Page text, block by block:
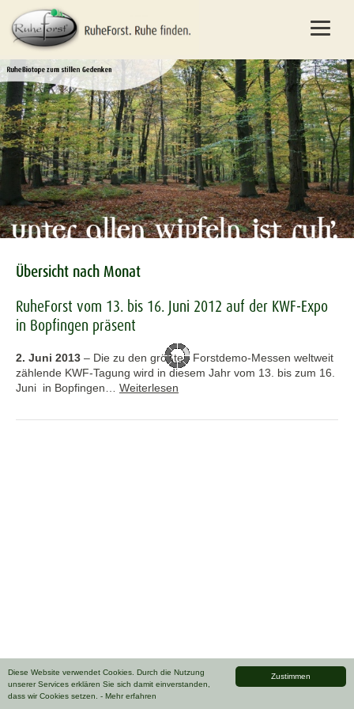
Zustimmen
Diese Website verwendet Cookies. Durch die Nutzung
unserer Services erklären Sie sich damit einverstanden,
dass wir Cookies setzen. - Mehr erfahren
Übersicht nach Monat
RuheForst vom 13. bis 16. Juni 2012 auf der KWF-Expo
in Bopfingen präsent
2. Juni 2013 – Die zu den größten Forstdemo-Messen weltweit
zählende KWF-Tagung wird in diesem Jahr vom 13. bis zum 16.
Juni in Bopfingen… Weiterlesen